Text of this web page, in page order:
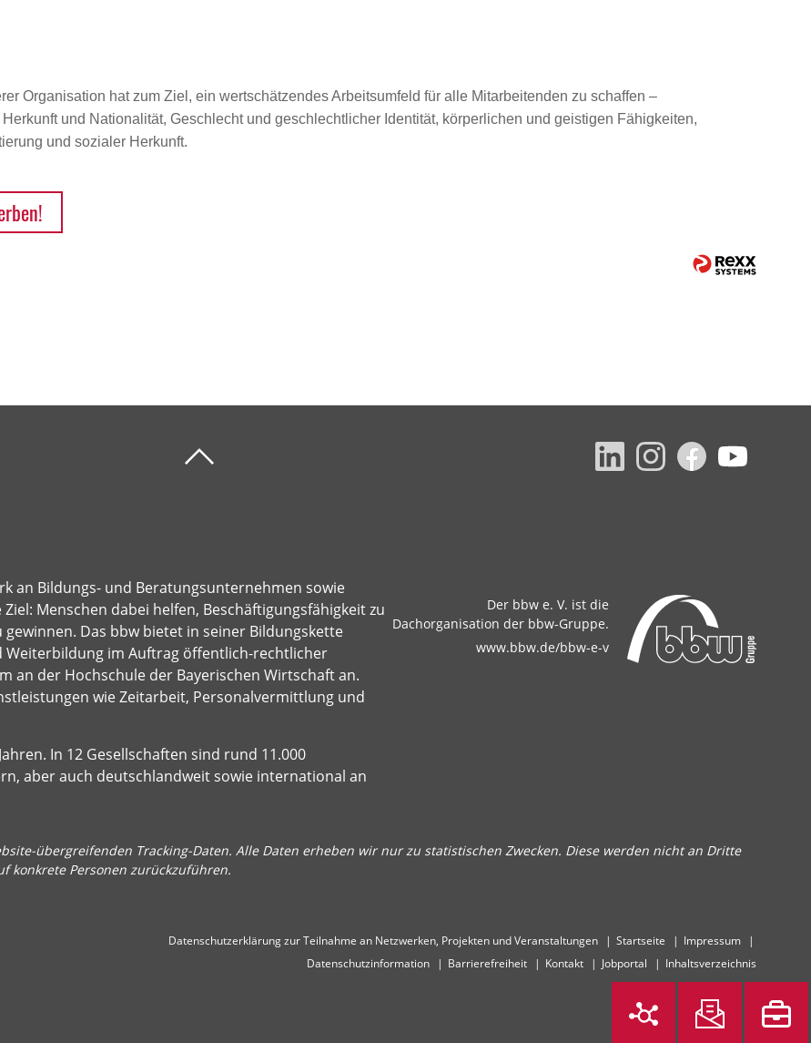
Organisation hat zum Ziel, ein wertschätzendes Arbeitsumfeld für alle Mitarbeitenden zu schaffen –
und Nationalität, Geschlecht und geschlechtlicher Identität, körperlichen und geistigen Fähigkeiten,
und sozialer Herkunft.
an Bildungs- und Beratungsunternehmen sowie
Menschen dabei helfen, Beschäftigungsfähigkeit zu
Das bbw bietet in seiner Bildungskette
im Auftrag öffentlich-rechtlicher
an der Hochschule der Bayerischen Wirtschaft an.
wie Zeitarbeit, Personalvermittlung und
In 12 Gesellschaften sind rund 11.000
aber auch deutschlandweit sowie international an
Der bbw e. V. ist die
Dachorganisation der bbw-Gruppe.
www.bbw.de/bbw-e-v
übergreifenden Tracking-Daten. Alle Daten erheben wir nur zu statistischen Zwecken. Diese werden nicht an Dritte
konkrete Personen zurückzuführen.
Datenschutzerklärung zur Teilnahme an Netzwerken, Projekten und Veranstaltungen Startseite
Impressum
Datenschutzinformation
Barrierefreiheit Kontakt Jobportal Inhaltsverzeichnis